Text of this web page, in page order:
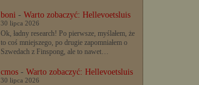
boni- Warto zobaczyć: Hellevoetsluis
30 lipca 2026
Ok, ładny research! Po pierwsze, myślałem, że
to coś mniejszego, po drugie zapomniałem o
Szwedach z Finspong, ale to nawet…
cmos- Warto zobaczyć: Hellevoetsluis
30 lipca 2026